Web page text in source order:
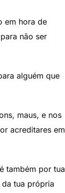
em hora de
não ser
alguém que
maus, e nos
acreditares em
também por tua
tua própria